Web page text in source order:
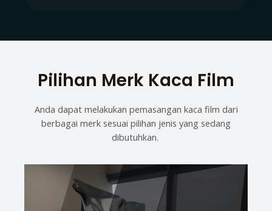
Pilihan Merk Kaca Film
Anda dapat melakukan pemasangan kaca film dari
berbagai merk sesuai pilihan jenis yang sedang
dibutuhkan.